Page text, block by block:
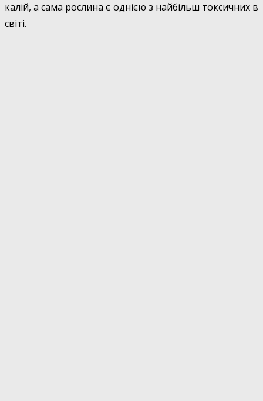
калій, а сама рослина є однією з найбільш токсичних в
світі.